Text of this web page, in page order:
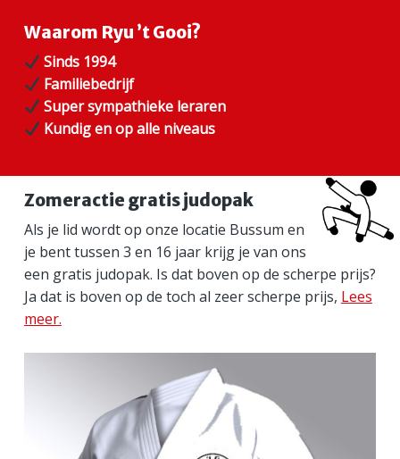
e
S
i
d
e
b
a
r
Waarom Ryu ’t Gooi?
Sinds 1994
Familiebedrijf
Super sympathieke leraren
Kundig en op alle niveaus
Zomeractie gratis judopak
Als je lid wordt op onze locatie Bussum en
je bent tussen 3 en 16 jaar krijg je van ons
een gratis judopak. Is dat boven op de scherpe prijs?
Ja dat is boven op de toch al zeer scherpe prijs, Lees
meer.